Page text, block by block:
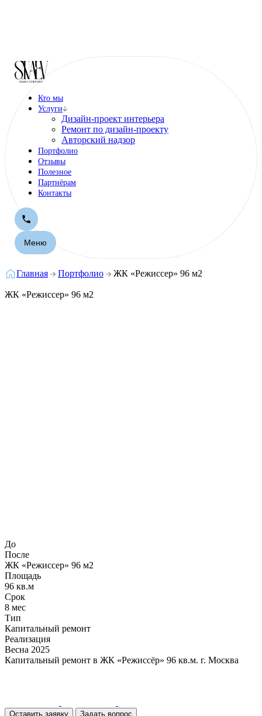
Кто мы
Услуги
Дизайн-проект интерьера
Ремонт по дизайн-проекту
Авторский надзор
Портфолио
Отзывы
Полезное
Партнёрам
Контакты
Меню
Главная Портфолио ЖК «Режиссер» 96 м2
ЖК «Режиссер» 96 м2
До
После
ЖК «Режиссер» 96 м2
Площадь
96 кв.м
Срок
8 мес
Тип
Капитальный ремонт
Реализация
Весна 2025
Капитальный ремонт в ЖК «Режиссёр» 96 кв.м. г. Москва
Оставить заявку Задать вопрос